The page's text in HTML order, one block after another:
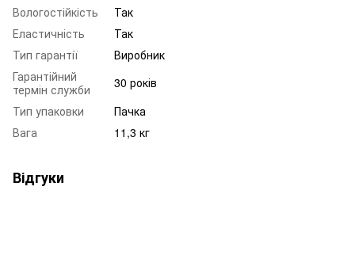
Вологостійкість
Так
Еластичність
Так
Тип гарантії
Виробник
Гарантійний
термін служби
30 років
Тип упаковки
Пачка
Вага
11,3 кг
Відгуки